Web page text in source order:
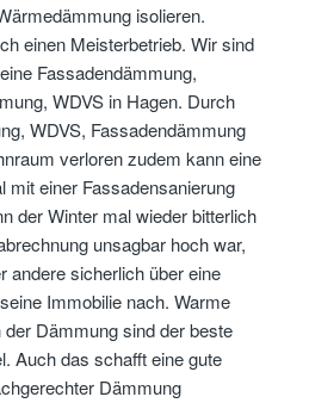
isolieren.
einen Meisterbetrieb. Wir sind
Fassadendämmung,
WDVS in Hagen. Durch
WDVS, Fassadendämmung
verloren zudem kann eine
mit einer Fassadensanierung
der Winter mal wieder bitterlich
unsagbar hoch war,
andere sicherlich über eine
Immobilie nach. Warme
Dämmung sind der beste
Auch das schafft eine gute
Dämmung